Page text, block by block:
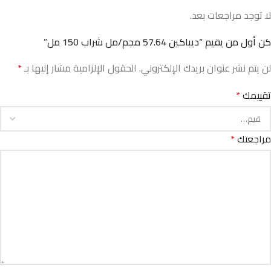
لا توجد مراجعات بعد.
كن أول من يقيم “ديباكين 57.64 مجم/مل شراب 150 مل”
لن يتم نشر عنوان بريدك الإلكتروني. الحقول الإلزامية مشار إليها بـ*
تقييمك*
مراجعتك*